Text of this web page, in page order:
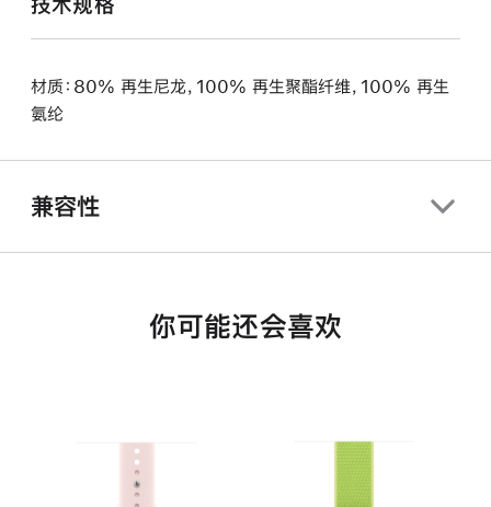
技术规格
材质：80% 再生尼龙，100% 再生聚酯纤维，100% 再生
氨纶
兼容性
你可能还会喜欢